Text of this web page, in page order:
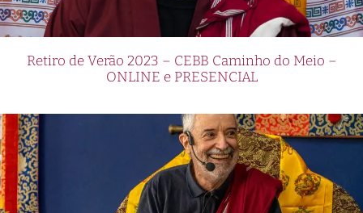
Retiro de Verão 2023 – CEBB Caminho do Meio –
ONLINE e PRESENCIAL